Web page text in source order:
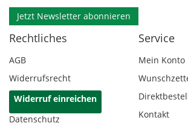
Jetzt Newsletter abonnieren
Rechtliches
AGB
Widerrufsrecht
Widerruf einreichen
Datenschutz
Service
Mein Konto
Kontakt